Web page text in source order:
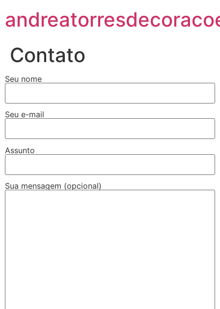
Contato
Seu nome
Seu e-mail
Assunto
Sua mensagem (opcional)